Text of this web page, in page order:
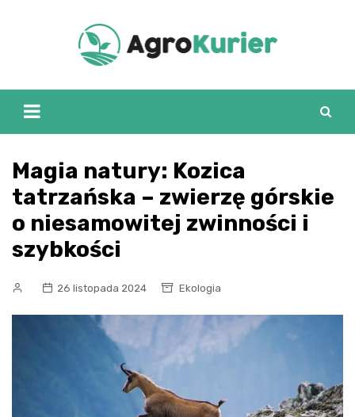
Magia natury: Kozica
tatrzańska – zwierzę górskie
o niesamowitej zwinności i
szybkości
26 listopada 2024 Ekologia